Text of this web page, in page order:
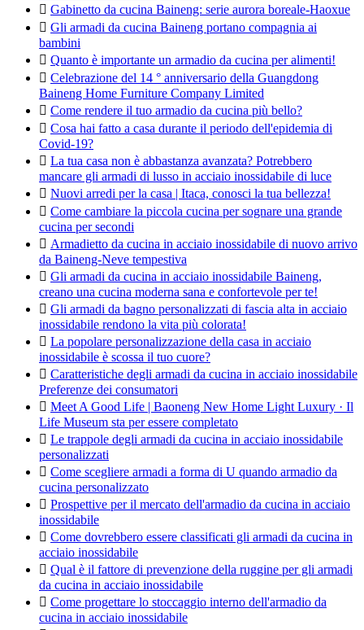
 Gabinetto da cucina Baineng: serie aurora boreale-Haoxue
 Gli armadi da cucina Baineng portano compagnia ai
bambini
 Quanto è importante un armadio da cucina per alimenti!
 Celebrazione del 14 ° anniversario della Guangdong
Baineng Home Furniture Company Limited
 Come rendere il tuo armadio da cucina più bello?
 Cosa hai fatto a casa durante il periodo dell'epidemia di
Covid-19?
 La tua casa non è abbastanza avanzata? Potrebbero
mancare gli armadi di lusso in acciaio inossidabile di luce
 Nuovi arredi per la casa | Itaca, conosci la tua bellezza!
 Come cambiare la piccola cucina per sognare una grande
cucina per secondi
 Armadietto da cucina in acciaio inossidabile di nuovo arrivo
da Baineng-Neve tempestiva
 Gli armadi da cucina in acciaio inossidabile Baineng,
creano una cucina moderna sana e confortevole per te!
 Gli armadi da bagno personalizzati di fascia alta in acciaio
inossidabile rendono la vita più colorata!
 La popolare personalizzazione della casa in acciaio
inossidabile è scossa il tuo cuore?
 Caratteristiche degli armadi da cucina in acciaio inossidabile
Preferenze dei consumatori
 Meet A Good Life | Baoneng New Home Light Luxury · Il
Life Museum sta per essere completato
 Le trappole degli armadi da cucina in acciaio inossidabile
personalizzati
 Come scegliere armadi a forma di U quando armadio da
cucina personalizzato
 Prospettive per il mercato dell'armadio da cucina in acciaio
inossidabile
 Come dovrebbero essere classificati gli armadi da cucina in
acciaio inossidabile
 Qual è il fattore di prevenzione della ruggine per gli armadi
da cucina in acciaio inossidabile
 Come progettare lo stoccaggio interno dell'armadio da
cucina in acciaio inossidabile